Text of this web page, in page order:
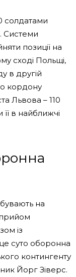
солдатами
Системи
позиції на
сході Польщі,
в другій
кордону
Львова – 110
в найближчі
на
із
суто оборонна
контингенту
Йорг Зіверс.